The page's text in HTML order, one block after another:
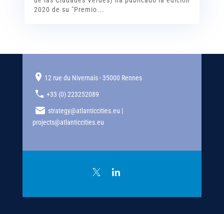
2020 de su "Premio...
12 rue du Nivernais - 35000 Rennes
+33 (0) 223252089
strategy@atlanticcities.eu |
projects@atlanticcities.eu